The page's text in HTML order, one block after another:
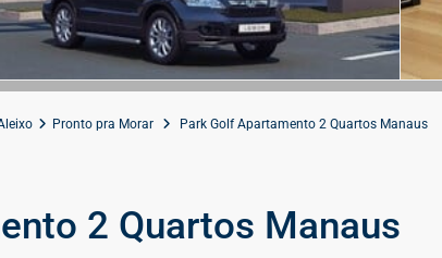
Pronto pra Morar Park Golf Apartamento 2 Quartos Manaus
2 Quartos Manaus